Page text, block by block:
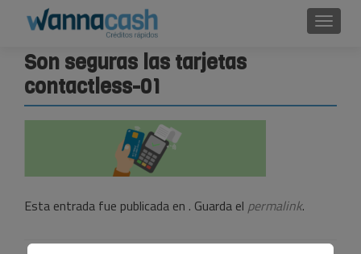
Son seguras las tarjetas
contactless-01
Esta entrada fue publicada en . Guarda el permalink.